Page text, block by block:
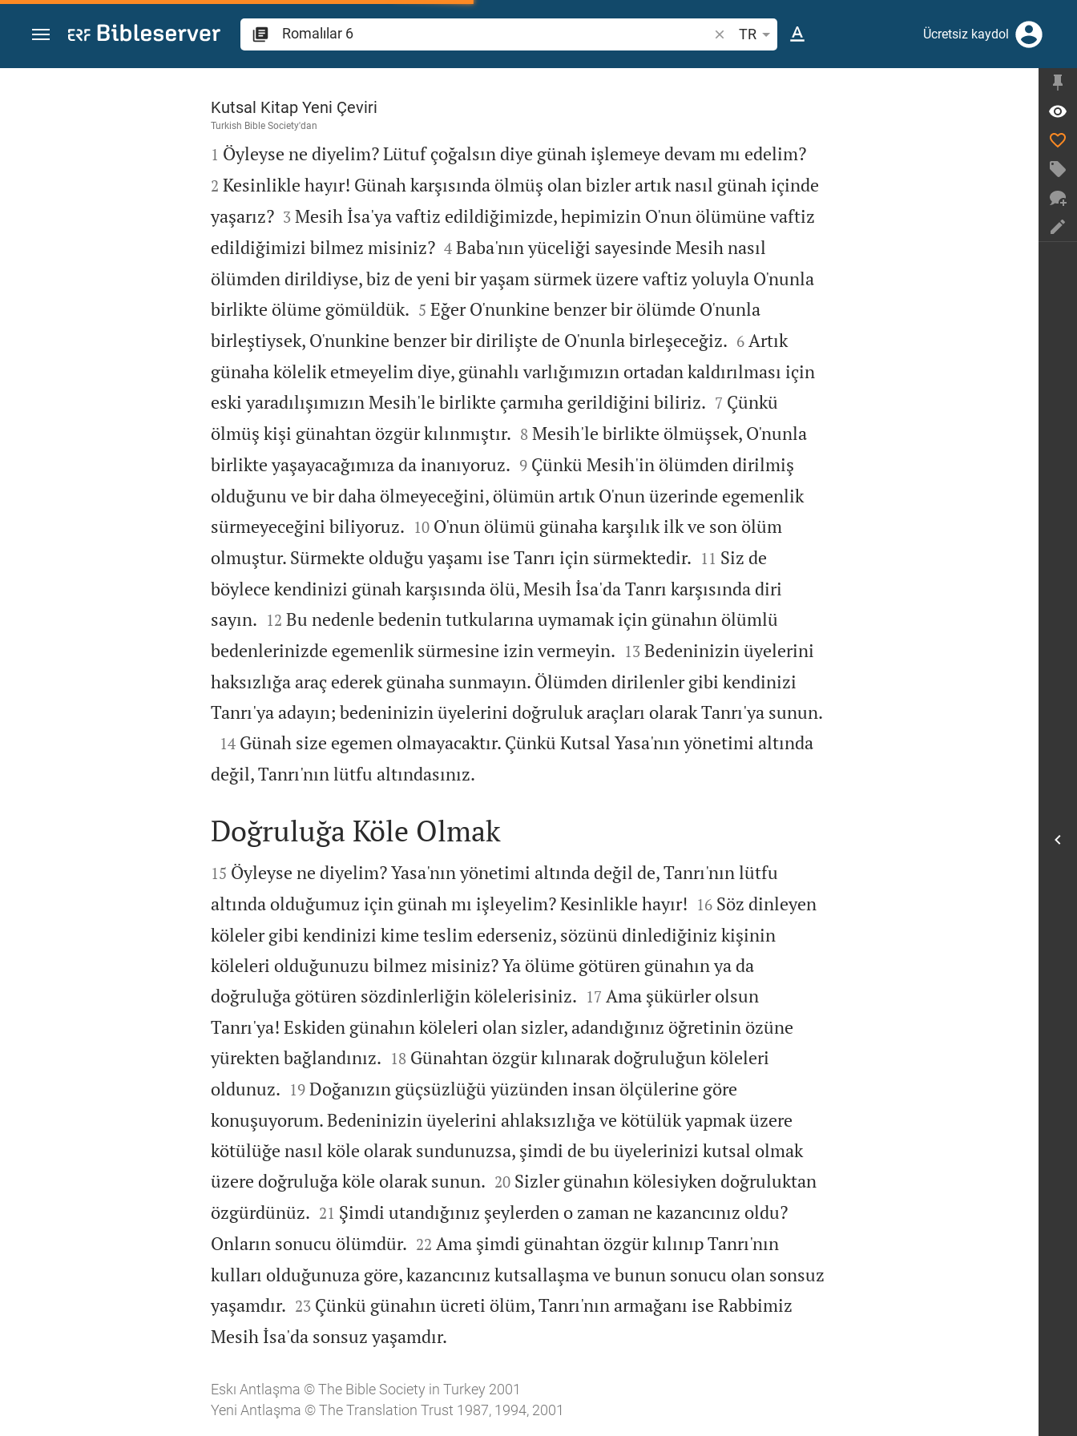
İçeriğe atla
İncil ayeti veya kelime ara
TR Ücretsiz kaydol
Romalılar 6
Kutsal Kitap Yeni Çeviri
Turkish Bible Society'dan

1 Öyleyse ne diyelim? Lütuf çoğalsın diye günah işlemeye devam mı edelim?
2 Kesinlikle hayır! Günah karşısında ölmüş olan bizler artık nasıl günah içinde
yaşarız?
3 Mesih İsa'ya vaftiz edildiğimizde, hepimizin O'nun ölümüne vaftiz
edildiğimizi bilmez misiniz?
4 Baba'nın yüceliği sayesinde Mesih nasıl
ölümden dirildiyse, biz de yeni bir yaşam sürmek üzere vaftiz yoluyla O'nunla
birlikte ölüme gömüldük.
5 Eğer O'nunkine benzer bir ölümde O'nunla
birleştiysek, O'nunkine benzer bir dirilişte de O'nunla birleşeceğiz.
6 Artık
günaha kölelik etmeyelim diye, günahlı varlığımızın ortadan kaldırılması için
eski yaradılışımızın Mesih'le birlikte çarmıha gerildiğini biliriz.
7 Çünkü
ölmüş kişi günahtan özgür kılınmıştır.
8 Mesih'le birlikte ölmüşsek, O'nunla
birlikte yaşayacağımıza da inanıyoruz.
9 Çünkü Mesih'in ölümden dirilmiş
olduğunu ve bir daha ölmeyeceğini, ölümün artık O'nun üzerinde egemenlik
sürmeyeceğini biliyoruz.
10 O'nun ölümü günaha karşılık ilk ve son ölüm
olmuştur. Sürmekte olduğu yaşamı ise Tanrı için sürmektedir.
11 Siz de
böylece kendinizi günah karşısında ölü, Mesih İsa'da Tanrı karşısında diri
sayın.
12 Bu nedenle bedenin tutkularına uymamak için günahın ölümlü
bedenlerinizde egemenlik sürmesine izin vermeyin.
13 Bedeninizin üyelerini
haksızlığa araç ederek günaha sunmayın. Ölümden dirilenler gibi kendinizi
Tanrı'ya adayın; bedeninizin üyelerini doğruluk araçları olarak Tanrı'ya sunun.

14 Günah size egemen olmayacaktır. Çünkü Kutsal Yasa'nın yönetimi altında
değil, Tanrı'nın lütfu altındasınız.

Doğruluğa Köle Olmak

15 Öyleyse ne diyelim? Yasa'nın yönetimi altında değil de, Tanrı'nın lütfu
altında olduğumuz için günah mı işleyelim? Kesinlikle hayır!
16 Söz dinleyen
köleler gibi kendinizi kime teslim ederseniz, sözünü dinlediğiniz kişinin
köleleri olduğunuzu bilmez misiniz? Ya ölüme götüren günahın ya da
doğruluğa götüren sözdinlerliğin kölelerisiniz.
17 Ama şükürler olsun
Tanrı'ya! Eskiden günahın köleleri olan sizler, adandığınız öğretinin özüne
yürekten bağlandınız.
18 Günahtan özgür kılınarak doğruluğun köleleri
oldunuz.
19 Doğanızın güçsüzlüğü yüzünden insan ölçülerine göre
konuşuyorum. Bedeninizin üyelerini ahlaksızlığa ve kötülük yapmak üzere
kötülüğe nasıl köle olarak sundunuzsa, şimdi de bu üyelerinizi kutsal olmak
üzere doğruluğa köle olarak sunun.
20 Sizler günahın kölesiyken doğruluktan
özgürdünüz.
21 Şimdi utandığınız şeylerden o zaman ne kazancınız oldu?
Onların sonucu ölümdür.
22 Ama şimdi günahtan özgür kılınıp Tanrı'nın
kulları olduğunuza göre, kazancınız kutsallaşma ve bunun sonucu olan sonsuz
yaşamdır.
23 Çünkü günahın ücreti ölüm, Tanrı'nın armağanı ise Rabbimiz
Mesih İsa'da sonsuz yaşamdır.
Eskı Antlaşma © The Bible Society in Turkey 2001
Yeni Antlaşma © The Translation Trust 1987, 1994, 2001